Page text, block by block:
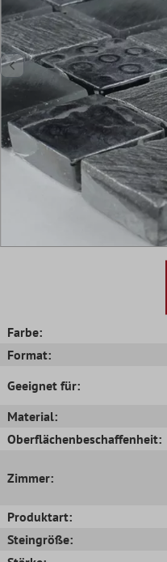
Farbe:
Format:
Geeignet für:
Material:
Oberflächenbeschaffenheit:
Zimmer:
Produktart:
Steingröße: